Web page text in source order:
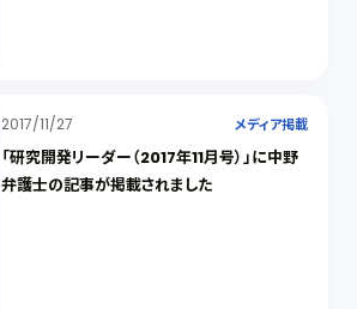
2017/11/27 メディア掲載
「研究開発リーダー（2017年11月号）」に中野
弁護士の記事が掲載されました